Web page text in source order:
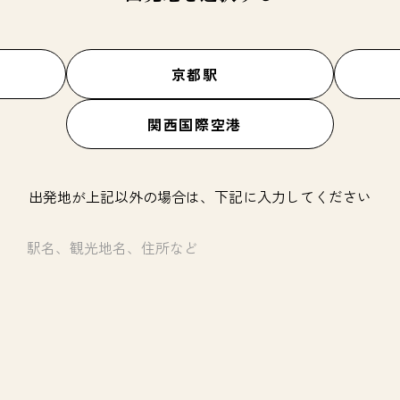
京都駅
関西国際空港
出発地が上記以外の場合は、下記に入力してください